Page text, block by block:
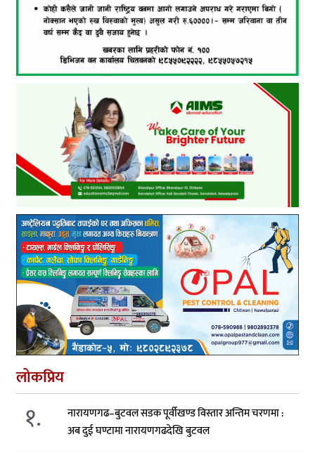
लोकप्रिय
१.
नारायणगढ–बुटवल सडक पूर्वीखण्ड विस्तार अन्तिम चरणमा :
अब दुई घण्टामा नारायणगढदेखि बुटवल